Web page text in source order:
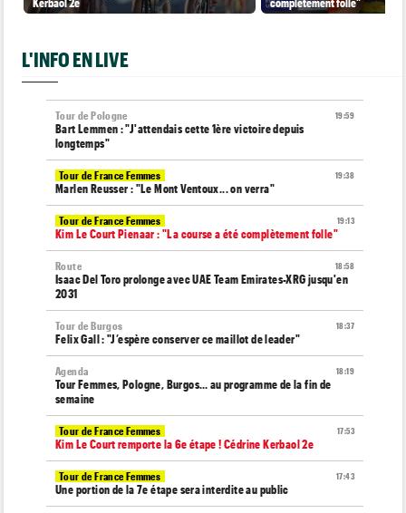
L'INFO EN LIVE
19:59
Tour de Pologne
Bart Lemmen : "J'attendais cette 1ère victoire depuis
longtemps"
19:38
Tour de France Femmes
Marlen Reusser : "Le Mont Ventoux... on verra"
19:13
Tour de France Femmes
Kim Le Court Pienaar : "La course a été complètement folle"
18:58
Route
Isaac Del Toro prolonge avec UAE Team Emirates-XRG jusqu'en
2031
18:37
Tour de Burgos
Felix Gall : "J’espère conserver ce maillot de leader"
18:19
Agenda
Tour Femmes, Pologne, Burgos… au programme de la fin de
semaine
17:53
Tour de France Femmes
Kim Le Court remporte la 6e étape ! Cédrine Kerbaol 2e
17:43
Tour de France Femmes
Une portion de la 7e étape sera interdite au public